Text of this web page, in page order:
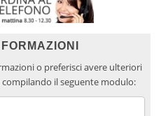
o preferisci avere ulteriori
il seguente modulo: